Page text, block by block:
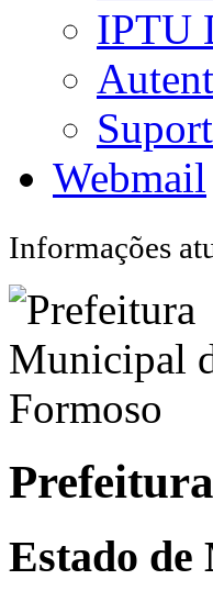
IPTU
Webmail
Informações
Estado de